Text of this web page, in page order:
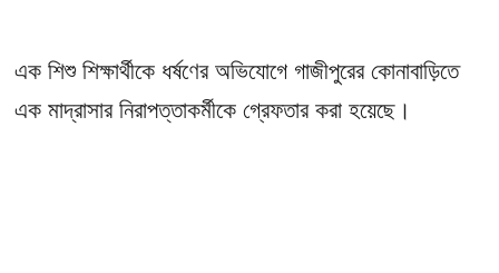
এক শিশু শিক্ষার্থীকে ধর্ষণের অভিযোগে গাজীপুরের কোনাবাড়িতে
এক মাদ্রাসার নিরাপত্তাকর্মীকে গ্রেফতার করা হয়েছে।